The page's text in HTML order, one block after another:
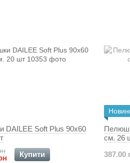
DAILEE Soft Plus 90x60
Купити
см. 26
387.00